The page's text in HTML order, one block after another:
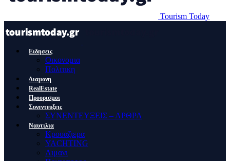
Tourism Today
Ειδησεις
Οικονομια
Πολιτικη
Διαμονη
RealEstate
Προορισμοι
Συνεντευξεις
ΣΥΝΕΝΤΕΥΞΕΙΣ – ΑΡΘΡΑ
Ναυτιλια
Κρουαζιερα
YACHTING
Λιμανι